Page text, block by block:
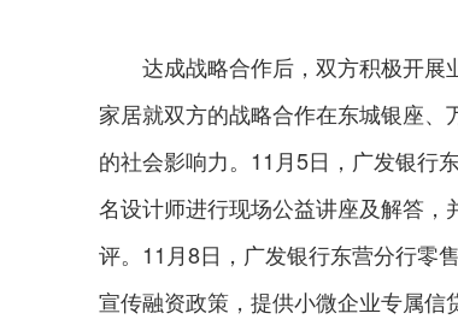
达成战略合作后，双方积极开展
家居就双方的战略合作在东城银座
的社会影响力。11月5日，广发银行
名设计师进行现场公益讲座及解答
评。11月8日，广发银行东营分行零
宣传融资政策，提供小微企业专属信